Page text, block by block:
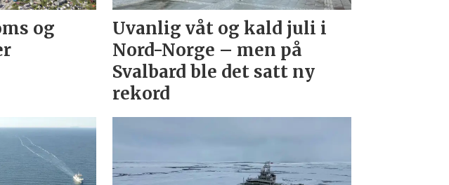
og
Uvanlig våt og kald juli i
Nord-Norge – men på
Svalbard ble det satt ny
rekord